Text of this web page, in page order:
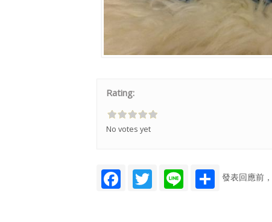
Rating:
No votes yet
Facebook
Twitter
Line Share
發表回應前